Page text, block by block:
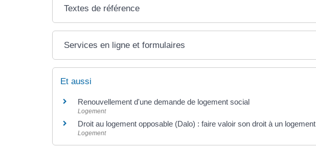
Textes de référence
Services en ligne et formulaires
Et aussi
Renouvellement d'une demande de logement social
Logement
Droit au logement opposable (Dalo) : faire valoir son droit à un logement
Logement